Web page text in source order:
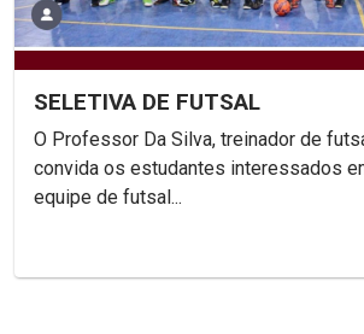
SELETIVA DE FUTSAL
O Professor Da Silva, treinador de
convida os estudantes interessados
equipe de futsal...